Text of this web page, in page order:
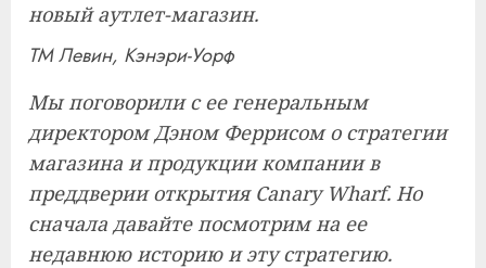
новый аутлет-магазин.
ТМ Левин, Кэнэри-Уорф
Мы поговорили с ее генеральным
директором Дэном Феррисом о стратегии
магазина и продукции компании в
преддверии открытия Canary Wharf. Но
сначала давайте посмотрим на ее
недавнюю историю и эту стратегию.